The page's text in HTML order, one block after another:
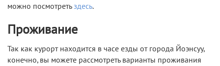
можно посмотретьздесь.
Проживание
Так как курорт находится в часе езды от города Йоэнсуу,
конечно, вы можете рассмотреть варианты проживания